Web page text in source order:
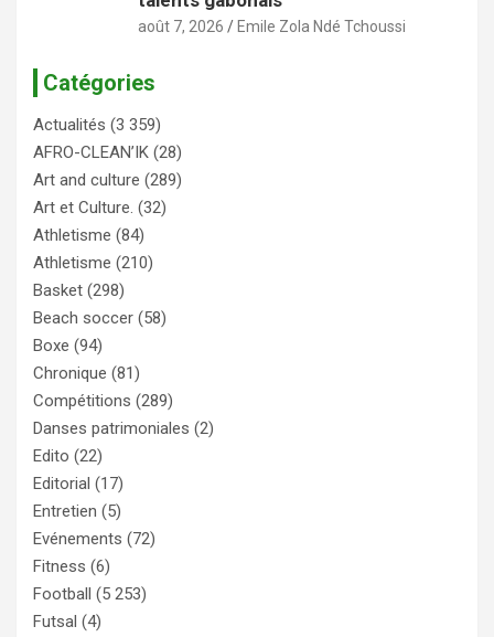
août 7, 2026 Emile Zola Ndé Tchoussi
Catégories
Actualités (3 359)
AFRO-CLEAN’IK (28)
Art and culture (289)
Art et Culture. (32)
Athletisme (84)
Athletisme (210)
Basket (298)
Beach soccer (58)
Boxe (94)
Chronique (81)
Compétitions (289)
Danses patrimoniales (2)
Edito (22)
Editorial (17)
Entretien (5)
Evénements (72)
Fitness (6)
Football (5 253)
Futsal (4)